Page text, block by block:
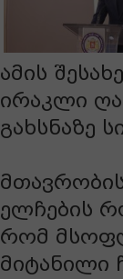
ამის
ირაკლი
გახსნაზე
ელჩების
რომ
მიტანილი